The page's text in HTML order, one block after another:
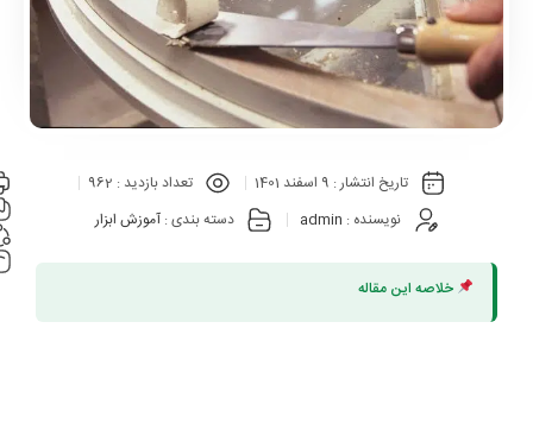
تاریخ انتشار : 9 اسفند 1401 تعداد بازدید : 962
نویسنده : admin دسته بندی :آموزش ابزار
خلاصه این مقاله